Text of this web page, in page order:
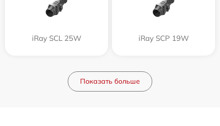
iRay SCL 25W iRay SCP 19W
Показать больше